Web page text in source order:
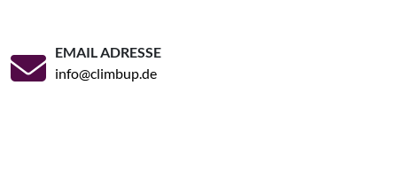
EMAIL ADRESSE
info@climbup.de